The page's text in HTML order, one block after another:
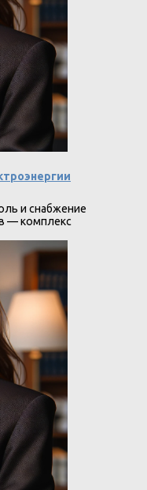
и снабжение
— комплекс